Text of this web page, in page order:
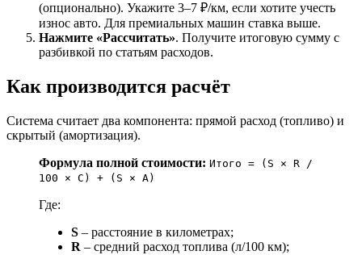
(опционально). Укажите 3–7 ₽/км, если хотите учесть
износ авто. Для премиальных машин ставка выше.
Нажмите «Рассчитать». Получите итоговую сумму с
разбивкой по статьям расходов.
Как производится расчёт
Система считает два компонента: прямой расход (топливо) и
скрытый (амортизация).
Формула полной стоимости: Итого = (S × R /
100 × C) + (S × A)
Где:
S – расстояние в километрах;
R – средний расход топлива (л/100 км);